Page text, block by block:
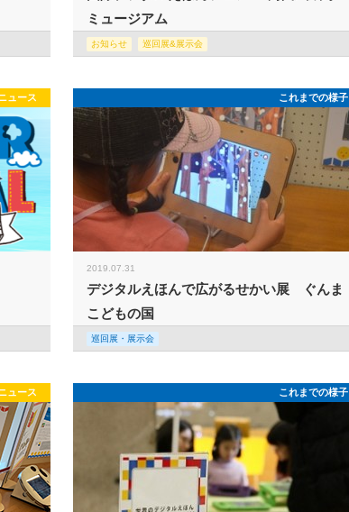
ミュージアム
お知らせ 巡回展&展示会
ュース これまでの様子
2019.07.31
デジタルえほんで広がるせかい展 ぐんま
こどもの国
巡回展・展示会
ュース これまでの様子